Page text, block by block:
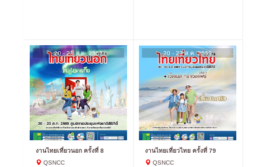
20 - 23 ส.ค. 2569
งานไทยเที่ยวนอก ครั้งที่ 8
QSNCC
20 - 23 ส.ค. 2569
งานไทยเที่ยวไทย ครั้งที่ 79
QSNCC